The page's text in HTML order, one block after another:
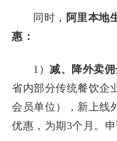
同时， 阿里本地
惠：
1） 减、降外卖佣
省内部分传统餐饮企
会员单位），新上线
优惠，为期3个月。申